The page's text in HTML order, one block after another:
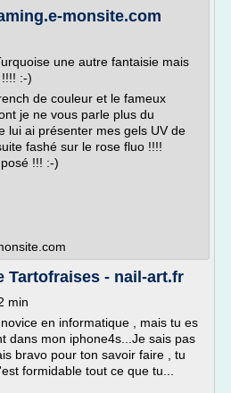
monsite.com
une autre fantaisie mais
:-)
de couleur et le fameux
je ne vous parle plus du
lui ai présenter mes gels UV de
fashé sur le rose fluo !!!!
!!! :-)
Tartofraises - nail-art.fr
min
en informatique , mais tu es
dans mon iphone4s...Je sais pas
bravo pour ton savoir faire , tu
formidable tout ce que tu...